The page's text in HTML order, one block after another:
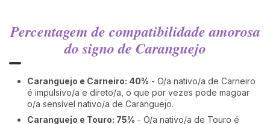
Percentagem de compatibilidade amorosa
do signo de Caranguejo
Caranguejo e Carneiro: 40% - O/a nativo/a de Carneiro
é impulsivo/a e direto/a, o que por vezes pode magoar
o/a sensível nativo/a de Caranguejo.
Caranguejo e Touro: 75% - O/a nativo/a de Touro é